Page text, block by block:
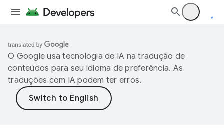
O Google usa tecnologia de IA na tradução de
conteúdos para seu idioma de preferência. As
traduções com IA podem ter erros.